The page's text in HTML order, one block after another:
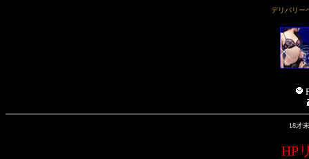
デリバリー
18才
HP